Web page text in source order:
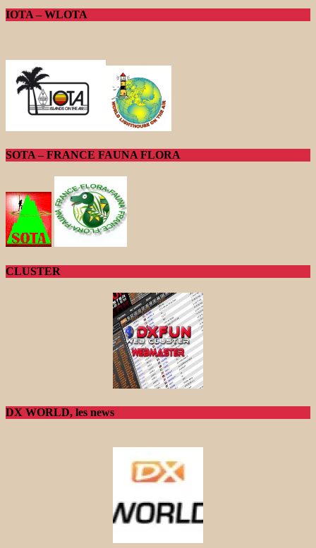
IOTA – WLOTA
SOTA – FRANCE FAUNA FLORA
CLUSTER
DX WORLD, les news